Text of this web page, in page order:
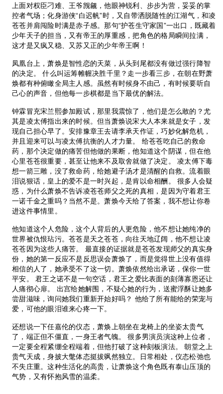
上面对权臣刁难、王爷觊觎，他眼神锐利、步步为营，妥妥的掌
控者气场；化身游侠“白迟帆”时，又自带洒脱随性的江湖气，和凌
苍苍并肩闯险时满是赤子感。那句“护苍生守家国”一出口，既藏着
少年天子的担当，又有帝王的厚重感，把角色的格局瞬间拉满，
这才是又疯又稳、又苏又正的少年帝王啊！
凤凰台上，萧焕是智性恋的天菜，从头到尾都没有做过强行降智
的决定。 什么叫运筹帷幄决胜千里？走一步看三步，在朝在野萧
焕都有种俯瞰全局主人感。虽然有时候身不由己，有时候要听自
己心的声音，但他每一步棋都是当下最优的解法。
钟霖冒充宋兰熙参加殿试，那里我震惊了，他们是怎么敢的？尤
其是凌太傅指出来的时候。但当萧焕说宋大人本来就是女子，发
现自己担心早了。安排豫章王去请李承天作证，巧妙化解危机，
并且迎来可以与凌太傅抗衡的人才力量。 给苍苍吃自己的救命
药，那个决定做的痛苦但他做的果断，他知道这个阴谋，但在他
心里苍苍很重要，甚至让他来不及取舍就做了决定。 凌太傅下毒
想一箭三雕，没了救命药，给她避子汤才是清醒的自救。流着眼
泪说狠话，皇上的爱不是一时兴起，是肯以命相酬。 很多人会疑
惑，为什么萧焕不告诉凌苍苍师父之死的真相，是因为守着君王
一诺千金之重吗？当然不是。萧焕今天给了答案，我不想让你卷
进这件事情里。
他知道这个人危险，这个人背后的人更危险，他不想让她纯净的
世界被仇恨玷污。苍苍是天之苍苍，向往天地辽阔，他不想让凌
苍苍因为这些人痛苦。 最直接的证据就是苍苍发现师父的真实身
份，她的第一反应不是反思误会萧焕了，而是觉得世上没有值得
相信的人了，她承受不了这一切。萧焕依然给出承诺，保你一世
平安。 君王之诺不是一句空话，君王之爱比表面的刻薄寡恩还让
人痛彻心扉。 出宫给她解围，不疑心她的行为，送蜜浮酥让她多
尝甜滋味，询问她我们重新开始好吗？ 他给了所有能给的荣宠与
爱，可他的眼泪谁来心疼一下。
还想说一下任嘉伦的仪态，萧焕上朝坐在龙椅上的坐姿太贵气
了，端正但不僵直，一身王者气魄。 很多男演员演这种上位者，
一定要全程紧绷全程端着，但他打破了这种刻板演法。 朝堂之上
贵气天成，身披大氅体态挺拔飒然独立。日常相处，仪态松弛也
不失庄重。这种生活化的高贵，让萧焕这个角色既有泰山压顶的
气势，又有怀抱风雪的温柔。